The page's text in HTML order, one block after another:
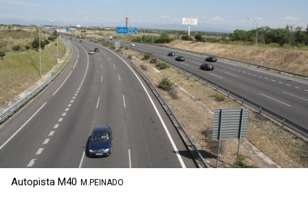
Copiar
Autopista M40 M.PEINADO